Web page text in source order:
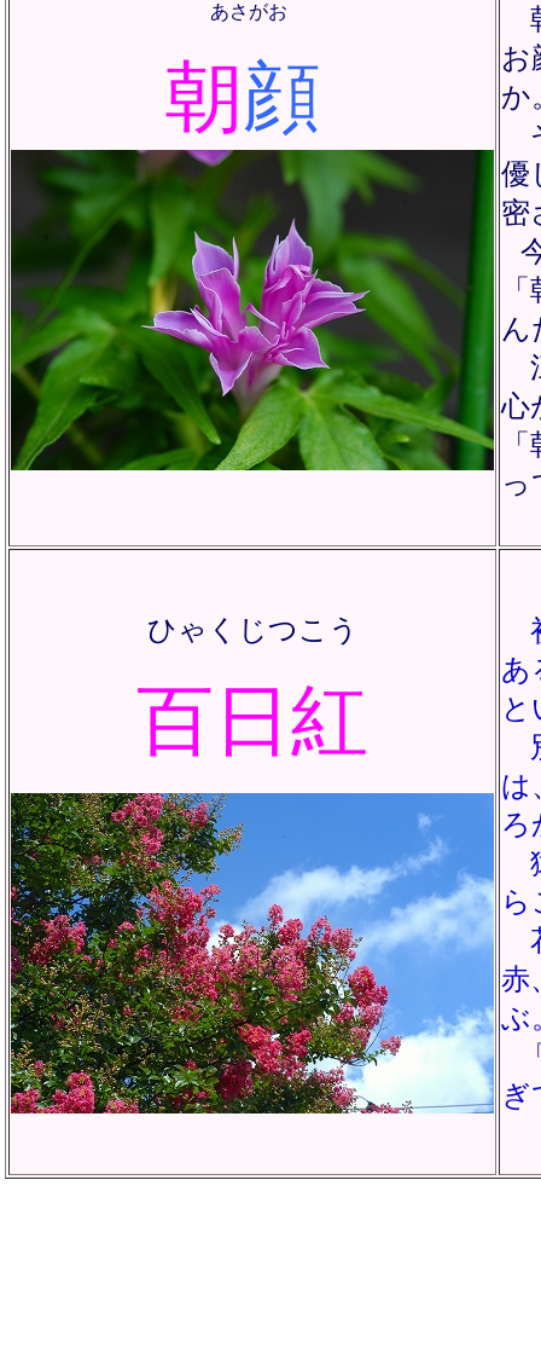
あさがお
朝顔
お
か
優
密
ん
心
っ
ひゃくじつこう
百日紅
あ
と
は
ろ
赤
ぶ